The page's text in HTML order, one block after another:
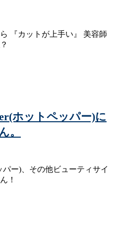
『カットが上手い』 美容師
ホットペッパー)に
。
パー)、その他ビューティサイ
！